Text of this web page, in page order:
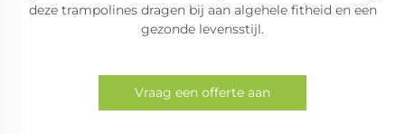
deze trampolines dragen bij aan algehele fitheid en een
gezonde levensstijl.
Vraag een offerte aan